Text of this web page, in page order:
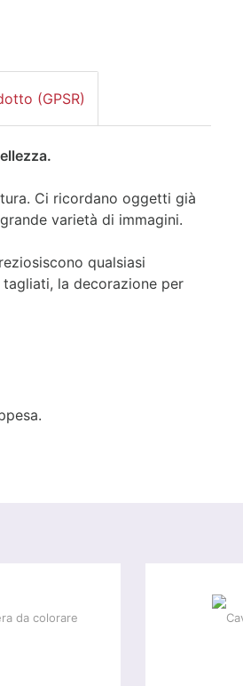
(GPSR)
Ci ricordano oggetti già
varietà di immagini.
qualsiasi
la decorazione per